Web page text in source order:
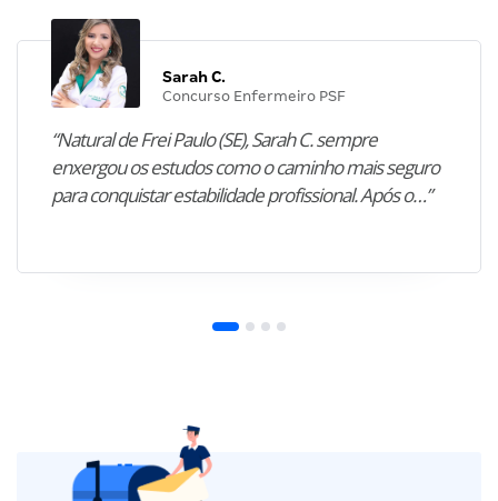
Sarah C.
Concurso Enfermeiro PSF
“Natural de Frei Paulo (SE), Sarah C. sempre
enxergou os estudos como o caminho mais seguro
para conquistar estabilidade profissional. Após o…”